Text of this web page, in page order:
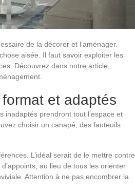
de la décorer et l’aménager.
aisée. Il faut savoir exploiter les
Découvrez dans notre article,
et adaptés
inadaptés prendront tout l’espace et
choisir un canapé, des fauteuils
L’idéal serait de le mettre contre
au lieu de tous les orienter
Attention à ne pas encombrer la